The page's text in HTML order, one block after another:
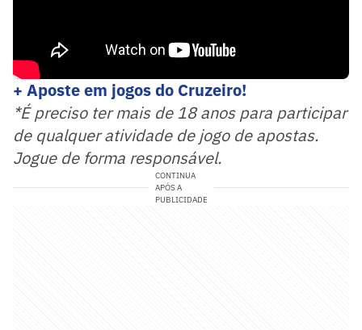
+ Aposte em jogos do Cruzeiro!
*É preciso ter mais de 18 anos para participar
de qualquer atividade de jogo de apostas.
Jogue de forma responsável.
CONTINUA
APÓS A
PUBLICIDADE